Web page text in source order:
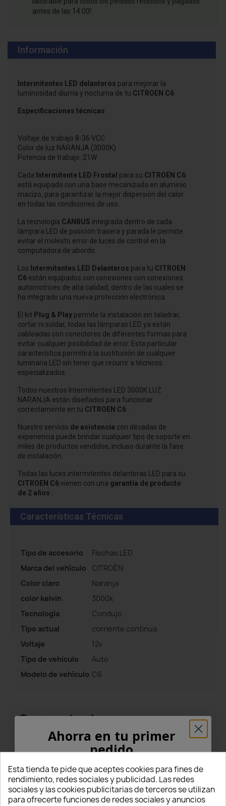
antes de las 14:00!
Información
Intermitentes LED delanteros para mejorar la
luminosidad diurna y nocturna de tu CITROEN C6
Especificaciones técnicas
Voltaje de trabajo 8-36 VCC
Color de luz NARANJA (3000K)
Potencia de trabajo: 21W
Cada Intermitente LED Frontal para su CITROEN C6
está equipado con una base mecanizada en aluminio
macizo, para garantizar la mejor dispersión del calor
en todas las condiciones de uso.
La tecnología CANBUS integrada dentro de cada
lámpara LED de posición trasera y parada le permite
evitar el molesto error de luces de control en la
computadora de abordo.
Los Intermitentes LED Delanteros para tu CITROEN
C6 están equipados con conexiones con conexiones
automotrices de alta calidad, dentro de las cuales se
ha integrado una nueva protección electrónica.
El kit Plug & Play permite la instalación sin taladrar,
cortar ni soldar, todas las lámparas LED ya están
cableadas con conectores de diferentes formas para
evitar cualquier posibilidad de error. Esta particular
característica permitirá la sustitución de cualquier
luminaria LED sin tener que recurrir a técnicos
especializados.
Todos nuestros Intermitentes LED 3000K LUZ
NARANJA están diseñados para funcionar
correctamente en tu CITROEN C6 .
Nuestro servicio de asistencia con décadas de
experiencia puede brindar cualquier tipo de soporte en
miles de productos vendidos, incluso durante la fase
de instalación.
Todas las luces intermitentes delanteras LED para su
CITROEN C6vienen con una garantía de producto
de 2 años .
Características Técnicas
Tipo de accesorio
Flechas LED
Marca del vehículo
CITROÉN
Color claro
Naranja
color kelvin
3000k
Tecnología
Condujo
Tipo actual
corriente continua
Voltaje
12v
Tipo de vehiculo
Auto
Modelo de vehículo C6
Comentarios Todos los comentarios
5
starstarstarstarstar
Esta tienda te pide que aceptes cookies para fines de
rendimiento, redes sociales y publicidad. Las redes
sociales y las cookies publicitarias de terceros se utilizan
para ofrecerte funciones de redes sociales y anuncios
Ahorra en tu primer
pedido
¡5% PARA TI!
Introduce tu correo electrónico aquí abajo